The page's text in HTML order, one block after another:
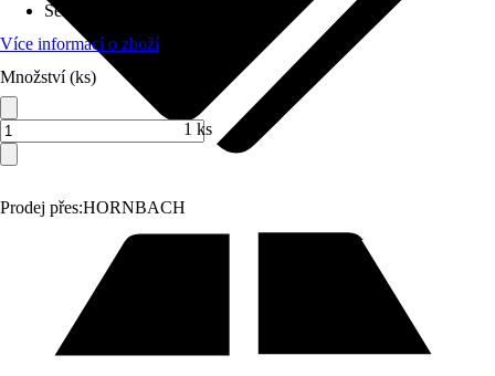
Prodej přes:HORNBACH
Série
Více informací o zboží
Množství (ks)
1 ks